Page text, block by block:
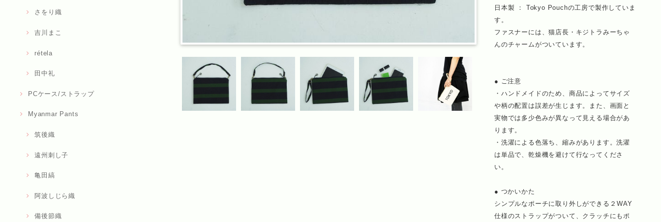
さをり織
吉川まこ
rétela
田中礼
PCケース/ストラップ
Myanmar Pants
筑後織
遠州刺し子
亀田縞
阿波しじら織
備後節織
日本製 ： Tokyo Pouchの工房で製作していま
す。
ファスナーには、猫店長・キジトラみーちゃ
んのチャームがついています。
● ご注意
・ハンドメイドのため、商品によってサイズ
や柄の配置は誤差が生じます。また、画面と
実物では多少色みが異なって見える場合があ
ります。
・洗濯による色落ち、縮みがあります。洗濯
は単品で、乾燥機を避けて行なってくださ
い。
● つかいかた
シンプルなポーチに取り外しができる２WAY
仕様のストラップがついて、クラッチにもポ